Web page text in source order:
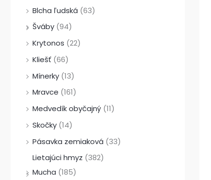
Blcha ľudská (63)
Šváby (94)
Krytonos (22)
Kliešť (66)
Mínerky (13)
Mravce (161)
Medvedík obyčajný (11)
Skočky (14)
Pásavka zemiaková (33)
Lietajúci hmyz (382)
Mucha (185)